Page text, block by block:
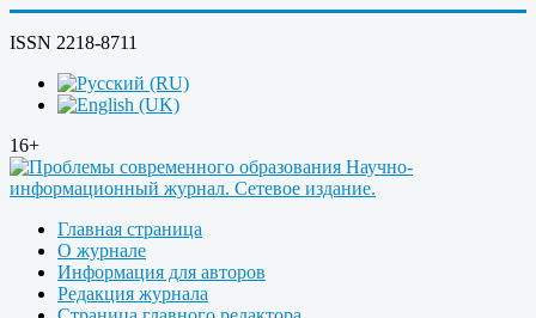
ISSN 2218-8711
16+
Главная страница
О журнале
Информация для авторов
Редакция журнала